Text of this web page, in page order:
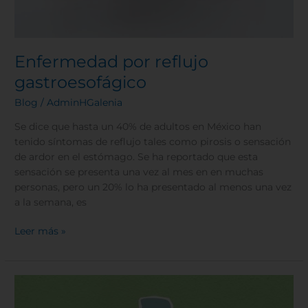
Enfermedad por reflujo
gastroesofágico
Blog / AdminHGalenia
Se dice que hasta un 40% de adultos en México han
tenido síntomas de reflujo tales como pirosis o sensación
de ardor en el estómago. Se ha reportado que esta
sensación se presenta una vez al mes en en muchas
personas, pero un 20% lo ha presentado al menos una vez
a la semana, es
Leer más »